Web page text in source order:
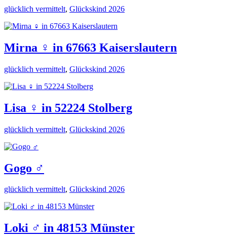
glücklich vermittelt, Glückskind 2026
Mirna ♀️ in 67663 Kaiserslautern
glücklich vermittelt, Glückskind 2026
Lisa ♀️ in 52224 Stolberg
glücklich vermittelt, Glückskind 2026
Gogo ♂️
glücklich vermittelt, Glückskind 2026
Loki ♂️ in 48153 Münster